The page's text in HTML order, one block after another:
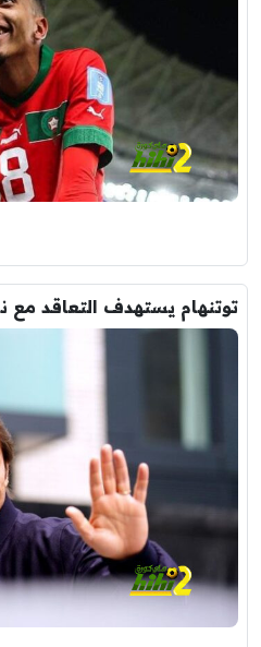
توتنهام يستهدف التعاقد